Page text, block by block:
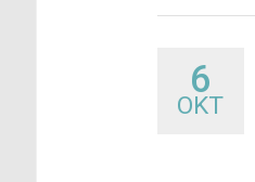
6
OKT